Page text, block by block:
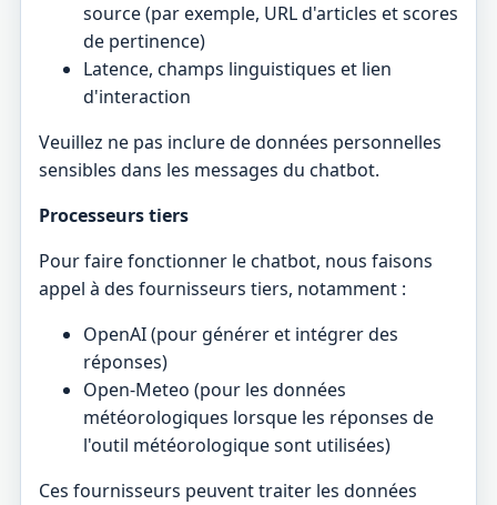
source (par exemple, URL d'articles et scores
de pertinence)
Latence, champs linguistiques et lien
d'interaction
Veuillez ne pas inclure de données personnelles
sensibles dans les messages du chatbot.
Processeurs tiers
Pour faire fonctionner le chatbot, nous faisons
appel à des fournisseurs tiers, notamment :
OpenAI (pour générer et intégrer des
réponses)
Open-Meteo (pour les données
météorologiques lorsque les réponses de
l'outil météorologique sont utilisées)
Ces fournisseurs peuvent traiter les données